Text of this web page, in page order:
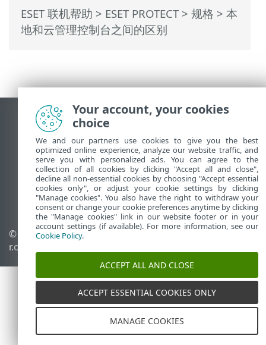
ESET 联机帮助 > ESET PROTECT> 规格 > 本
地和云管理控制台之间的区别
查看桌面站点
End of Life
ESET 知识库
ESET 论坛
ESET Status Portal
区域支持
© 1992 - 2026 ESET, spol. s
r.o. - 保留所有权利。
管理 Cookie
Your account, your cookies
choice
We and our partners use cookies to give you the best
optimized online experience, analyze our website traffic, and
serve you with personalized ads. You can agree to the
collection of all cookies by clicking "Accept all and close",
decline all non-essential cookies by choosing "Accept essential
cookies only", or adjust your cookie settings by clicking
"Manage cookies". You also have the right to withdraw your
consent or change your cookie preferences anytime by clicking
the "Manage cookies" link in our website footer or in your
account settings (if available). For more information, see our
Cookie Policy.
ACCEPT ALL AND CLOSE
ACCEPT ESSENTIAL COOKIES ONLY
MANAGE COOKIES